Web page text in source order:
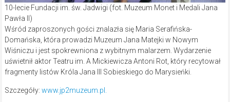
10-lecie Fundacji im. św. Jadwigi (fot. Muzeum Monet i Medali Jana
Pawła II)
Wśród zaproszonych gości znalazła się Maria Serafińska-
Domańska, która prowadzi Muzeum Jana Matejki w Nowym
Wiśniczu i jest spokrewniona z wybitnym malarzem. Wydarzenie
uświetnił aktor Teatru im. A Mickiewicza Antoni Rot, który recytował
fragmenty listów Króla Jana III Sobieskiego do Marysieńki.
Szczegóły: www.jp2muzeum.pl.